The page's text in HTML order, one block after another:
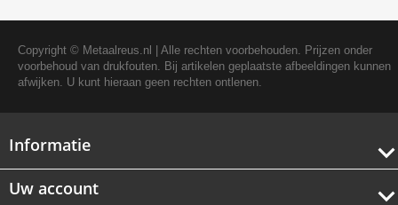
Copyright © Metaalreus.nl
| Alle rechten voorbehouden. Prijzen onder
voorbehoud van drukfouten. Bij artikelen geplaatste afbeeldingen kunnen
afwijken. U kunt hieraan geen rechten ontlenen.
Informatie
Uw account